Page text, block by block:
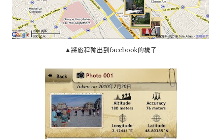
▲將旅程輸出到facebook的樣子